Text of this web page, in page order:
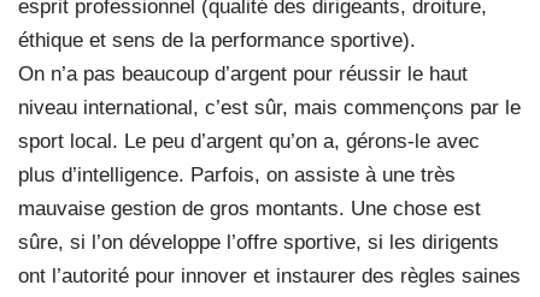
esprit professionnel (qualité des dirigeants, droiture,
éthique et sens de la performance sportive).
On n’a pas beaucoup d’argent pour réussir le haut
niveau international, c’est sûr, mais commençons par le
sport local. Le peu d’argent qu’on a, gérons-le avec
plus d’intelligence. Parfois, on assiste à une très
mauvaise gestion de gros montants. Une chose est
sûre, si l’on développe l’offre sportive, si les dirigents
ont l’autorité pour innover et instaurer des règles saines